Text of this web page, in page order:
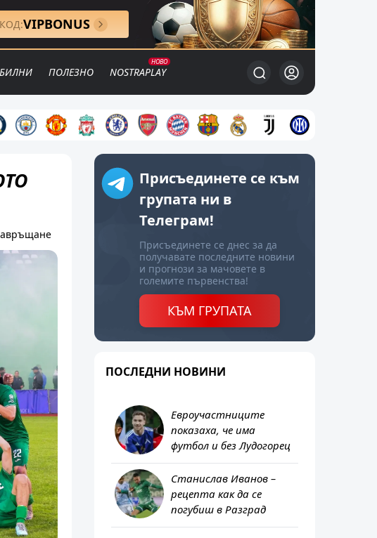
VIPBONUS
ПОЛЕЗНО NOSTRAPLAY
Присъединете се към
групата ни в
Телеграм!
Присъединете се днес за да
получавате последните новини
и прогнози за мачовете в
големите първенства!
КЪМ ГРУПАТА
ПОСЛЕДНИ НОВИНИ
Евроучастниците
показаха, че има
футбол и без Лудогорец
Станислав Иванов –
рецепта как да се
погубиш в Разград